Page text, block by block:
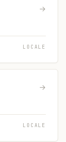
→
LOCALE
→
LOCALE